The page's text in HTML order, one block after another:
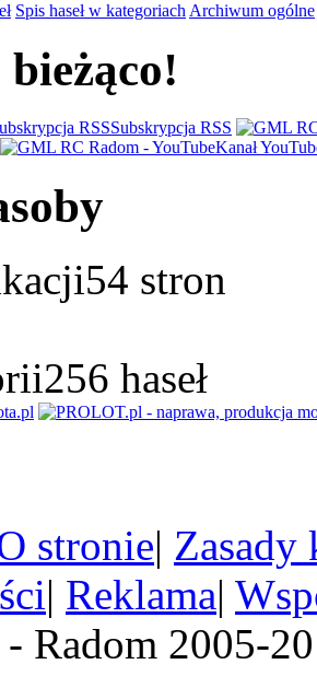
Spis haseł w kategoriach Archiwum ogólne
Subskrypcja RSS
Kanał
54 stron
256 haseł
stronie| Zasady
| Reklama|
Radom 2005-